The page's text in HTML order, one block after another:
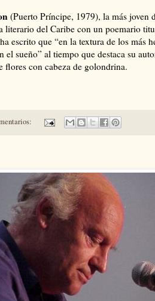
(Puerto Príncipe, 1979), la más joven
literario del Caribe con un poemario
escrito que “en la textura de los más
el sueño” al tiempo que destaca su
flores con cabeza de golondrina.